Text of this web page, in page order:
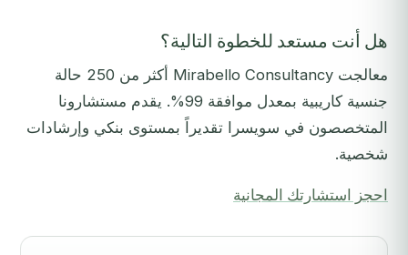
هل أنت مستعد للخطوة التالية؟
معالجت Mirabello Consultancy أكثر من 250 حالة
جنسية كاريبية بمعدل موافقة 99%. يقدم مستشارونا
المتخصصون في سويسرا تقديراً بمستوى بنكي وإرشادات
شخصية.
احجز استشارتك المجانية